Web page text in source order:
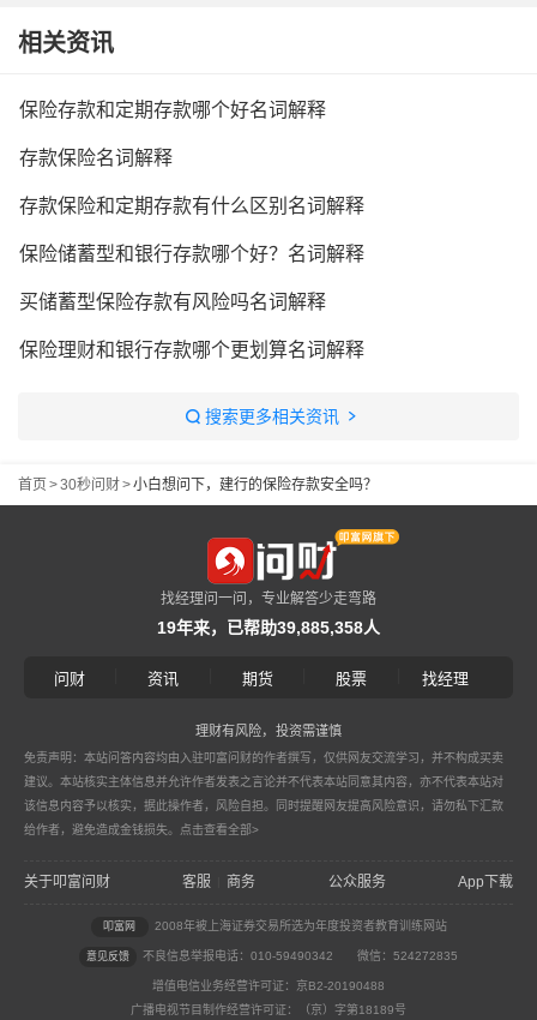
相关资讯
保险存款和定期存款哪个好名词解释
存款保险名词解释
存款保险和定期存款有什么区别名词解释
保险储蓄型和银行存款哪个好？名词解释
买储蓄型保险存款有风险吗名词解释
保险理财和银行存款哪个更划算名词解释
搜索更多相关资讯
首页 >30秒问财>小白想问下，建行的保险存款安全吗？
找经理问一问，专业解答少走弯路
19年来，已帮助39,885,358人
问财 资讯 期货 股票 找经理
理财有风险，投资需谨慎
免责声明：本站问答内容均由入驻叩富问财的作者撰写，仅供网友交流学习，并不构成买卖
建议。本站核实主体信息并允许作者发表之言论并不代表本站同意其内容，亦不代表本站对
该信息内容予以核实，据此操作者，风险自担。同时提醒网友提高风险意识，请勿私下汇款
给作者，避免造成金钱损失。 点击查看全部>
关于叩富问财 客服 商务 公众服务 App下载
叩富网 2008年被上海证券交易所选为年度投资者教育训练网站
意见反馈 不良信息举报电话：010-59490342 微信：524272835
增值电信业务经营许可证：京B2-20190488
广播电视节目制作经营许可证：（京）字第18189号